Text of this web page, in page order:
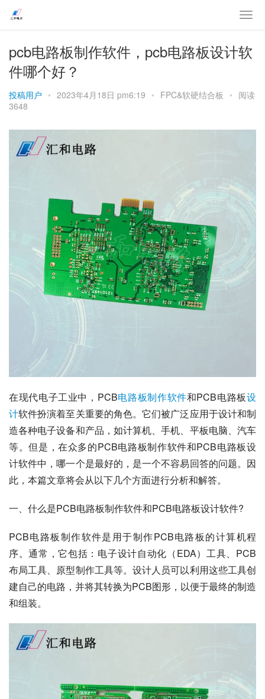
pcb电路板制作软件，pcb电路板设计软
件哪个好？
投稿用户 • 2023年4月18日 pm6:19 • FPC&软硬结合板 • 阅读
3648
在现代电子工业中，PCB电路板制作软件和PCB电路板设
计软件扮演着至关重要的角色。它们被广泛应用于设计和制
造各种电子设备和产品，如计算机、手机、平板电脑、汽车
等。但是，在众多的PCB电路板制作软件和PCB电路板设
计软件中，哪一个是最好的，是一个不容易回答的问题。因
此，本篇文章将会从以下几个方面进行分析和解答。
一、什么是PCB电路板制作软件和PCB电路板设计软件?
PCB电路板制作软件是用于制作PCB电路板的计算机程
序。通常，它包括：电子设计自动化（EDA）工具、PCB
布局工具、原型制作工具等。设计人员可以利用这些工具创
建自己的电路，并将其转换为PCB图形，以便于最终的制造
和组装。